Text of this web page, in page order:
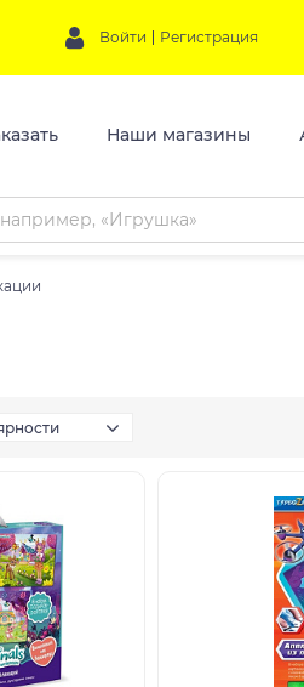
Войти Регистрация
Наши магазины